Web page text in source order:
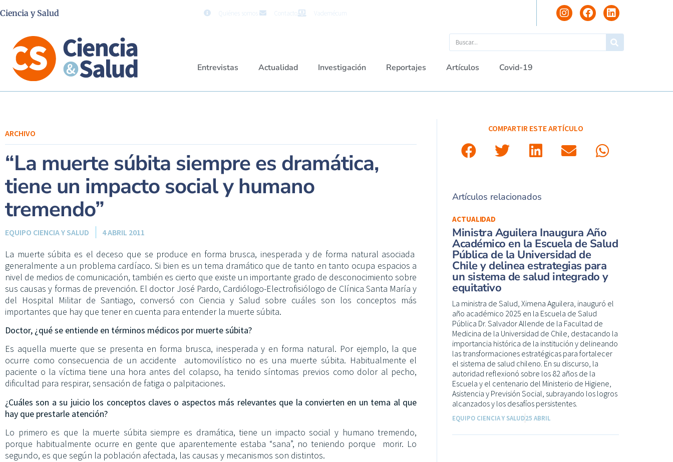
Ciencia y Salud Quiénes somos Contacto Vademécum
Entrevistas Actualidad Investigación Reportajes Artículos Covid-19
ARCHIVO
“La muerte súbita siempre es dramática,
tiene un impacto social y humano
tremendo”
EQUIPO CIENCIA Y SALUD 4 ABRIL 2011
La muerte súbita es el deceso que se produce en forma brusca, inesperada y de forma natural asociada
generalmente a un problema cardíaco. Si bien es un tema dramático que de tanto en tanto ocupa espacios a
nivel de medios de comunicación, también es cierto que existe un importante grado de desconocimiento sobre
sus causas y formas de prevención. El doctor José Pardo, Cardiólogo-Electrofisiólogo de Clínica Santa María y
del Hospital Militar de Santiago, conversó con Ciencia y Salud sobre cuáles son los conceptos más
importantes que hay que tener en cuenta para entender la muerte súbita.
Doctor, ¿qué se entiende en términos médicos por muerte súbita?
Es aquella muerte que se presenta en forma brusca, inesperada y en forma natural. Por ejemplo, la que
ocurre como consecuencia de un accidente automovilístico no es una muerte súbita. Habitualmente el
paciente o la víctima tiene una hora antes del colapso, ha tenido síntomas previos como dolor al pecho,
dificultad para respirar, sensación de fatiga o palpitaciones.
¿Cuáles son a su juicio los conceptos claves o aspectos más relevantes que la convierten en un tema al que
hay que prestarle atención?
Lo primero es que la muerte súbita siempre es dramática, tiene un impacto social y humano tremendo,
porque habitualmente ocurre en gente que aparentemente estaba “sana”, no teniendo porque morir. Lo
segundo, es que según la población afectada, las causas y mecanismos son distintos.
COMPARTIR ESTE ARTÍCULO
Artículos relacionados
ACTUALIDAD
Ministra Aguilera Inaugura Año
Académico en la Escuela de Salud
Pública de la Universidad de
Chile y delinea estrategias para
un sistema de salud integrado y
equitativo
La ministra de Salud, Ximena Aguilera, inauguró el
año académico 2025 en la Escuela de Salud
Pública Dr. Salvador Allende de la Facultad de
Medicina de la Universidad de Chile, destacando la
importancia histórica de la institución y delineando
las transformaciones estratégicas para fortalecer
el sistema de salud chileno. En su discurso, la
autoridad reflexionó sobre los 82 años de la
Escuela y el centenario del Ministerio de Higiene,
Asistencia y Previsión Social, subrayando los logros
alcanzados y los desafíos persistentes.
EQUIPO CIENCIA Y SALUD25 ABRIL